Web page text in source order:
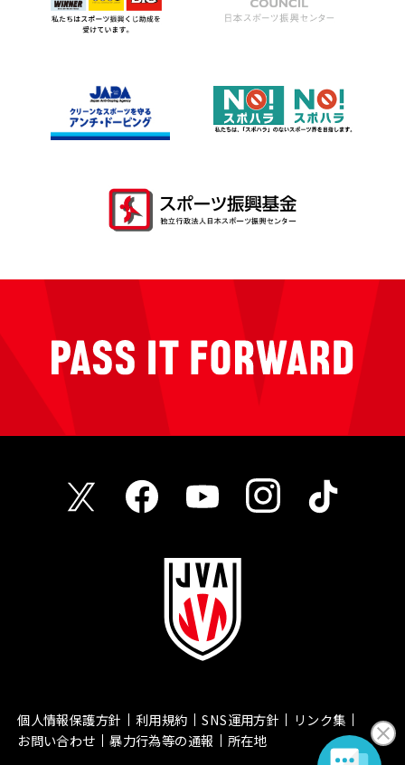
個人情報保護方針 利用規約 SNS運用方針
リンク集
お問い合わせ
暴力行為等の通報 所在地